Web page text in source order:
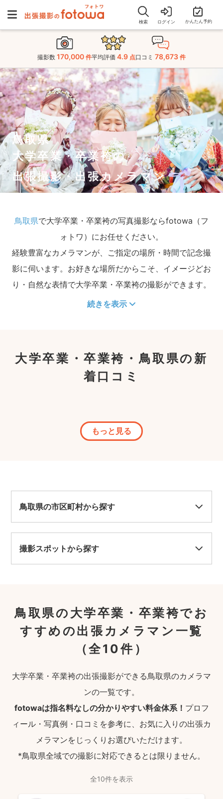
検索 ログイン かんたん予約
撮影数 170,000 件平均評価 4.9 点口コミ 78,673 件
鳥取県
大学卒業・卒業袴の
出張撮影・出張カメラマン
鳥取県で大学卒業・卒業袴の写真撮影ならfotowa（フ
ォトワ）にお任せください。
経験豊富なカメラマンが、ご指定の場所・時間で記念撮
影に伺います。お好きな場所だからこそ、イメージどお
り・自然な表情で大学卒業・卒業袴の撮影ができます。
続きを表示
大学卒業・卒業袴・鳥取県の新
着口コミ
もっと見る
鳥取県の市区町村から探す
撮影スポットから探す
鳥取県の大学卒業・卒業袴でお
すすめの出張カメラマン一覧
（全10件）
大学卒業・卒業袴の出張撮影ができる鳥取県のカメラマ
ンの一覧です。
fotowaは指名料なしの分かりやすい料金体系！ プロフ
ィール・写真例・口コミを参考に、お気に入りの出張カ
メラマンをじっくりお選びいただけます。
*鳥取県全域での撮影に対応できるとは限りません。
全10件を表示